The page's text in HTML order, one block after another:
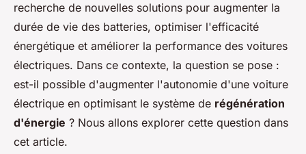
recherche de nouvelles solutions pour augmenter la
durée de vie des batteries, optimiser l'efficacité
énergétique et améliorer la performance des voitures
électriques. Dans ce contexte, la question se pose :
est-il possible d'augmenter l'autonomie d'une voiture
électrique en optimisant le système de régénération
d'énergie ? Nous allons explorer cette question dans
cet article.